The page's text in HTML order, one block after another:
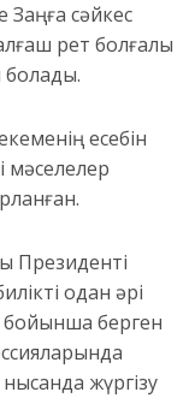
Заңға сәйкес
рет болғалы
болады.
есебін
мәселелер
Президенті
одан әрі
бойынша берген
жүргізу